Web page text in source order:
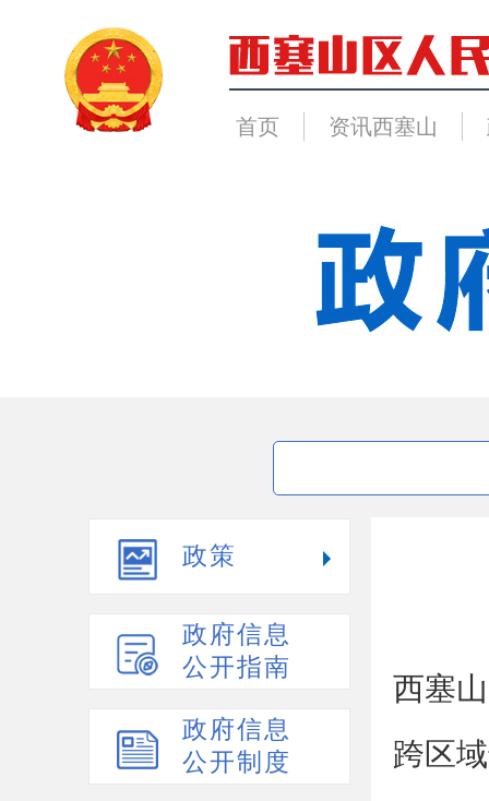
首页 资讯西塞山
政策
政府信息
公开指南
政府信息
公开制度
西塞
跨区